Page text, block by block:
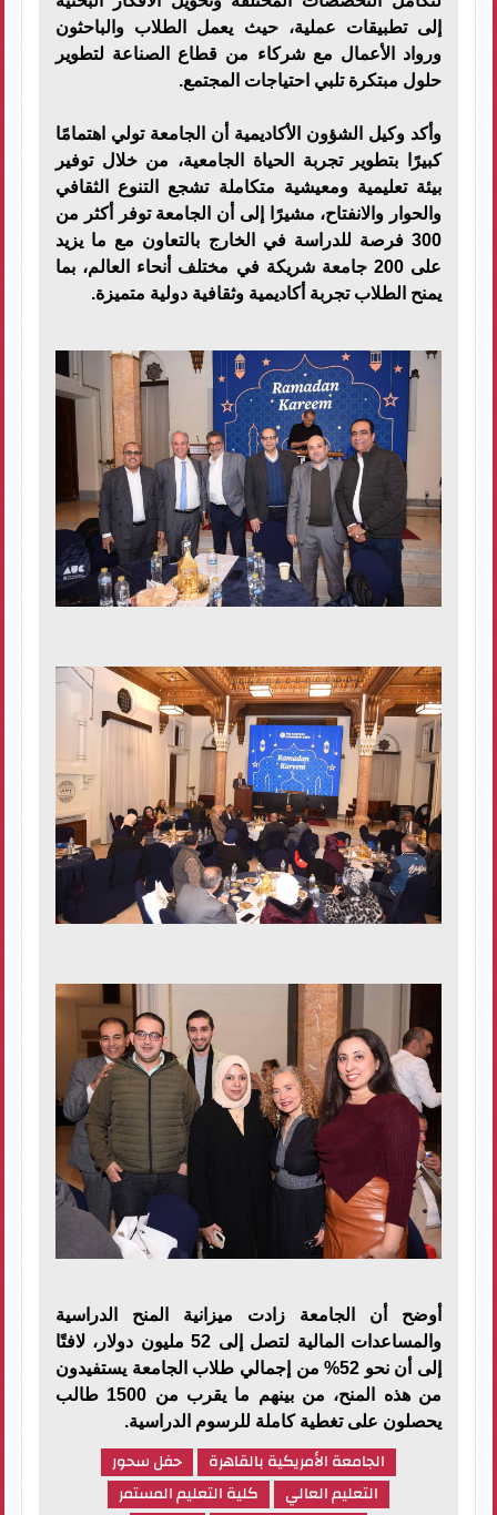
إلى تطبيقات عملية، حيث يعمل الطلاب والباحثون
ورواد الأعمال مع شركاء من قطاع الصناعة لتطوير
حلول مبتكرة تلبي احتياجات المجتمع.
وأكد وكيل الشؤون الأكاديمية أن الجامعة تولي اهتمامًا
كبيرًا بتطوير تجربة الحياة الجامعية، من خلال توفير
بيئة تعليمية ومعيشية متكاملة تشجع التنوع الثقافي
والحوار والانفتاح، مشيرًا إلى أن الجامعة توفر أكثر من
300 فرصة للدراسة في الخارج بالتعاون مع ما يزيد
على 200 جامعة شريكة في مختلف أنحاء العالم، بما
يمنح الطلاب تجربة أكاديمية وثقافية دولية متميزة.
أوضح أن الجامعة زادت ميزانية المنح الدراسية
والمساعدات المالية لتصل إلى 52 مليون دولار، لافتًا
إلى أن نحو 52% من إجمالي طلاب الجامعة يستفيدون
من هذه المنح، من بينهم ما يقرب من 1500 طالب
يحصلون على تغطية كاملة للرسوم الدراسية.
الجامعة الأمريكية بالقاهرة
حفل سحور
التعليم العالي
كلية التعليم المستمر